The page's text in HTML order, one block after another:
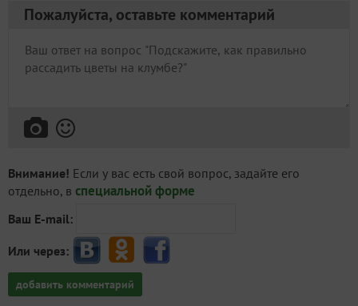
Пожалуйста, оставьте комментарий
Внимание! Если у вас есть свой вопрос, задайте его
отдельно, в специальной форме
Ваш E-mail:
Или через:
добавить комментарий